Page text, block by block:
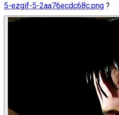
5-ezgif-5-2aa76ecdc68c.png ?